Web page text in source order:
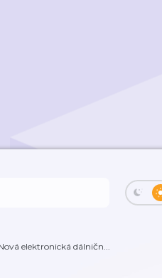
elektronická dálničn...